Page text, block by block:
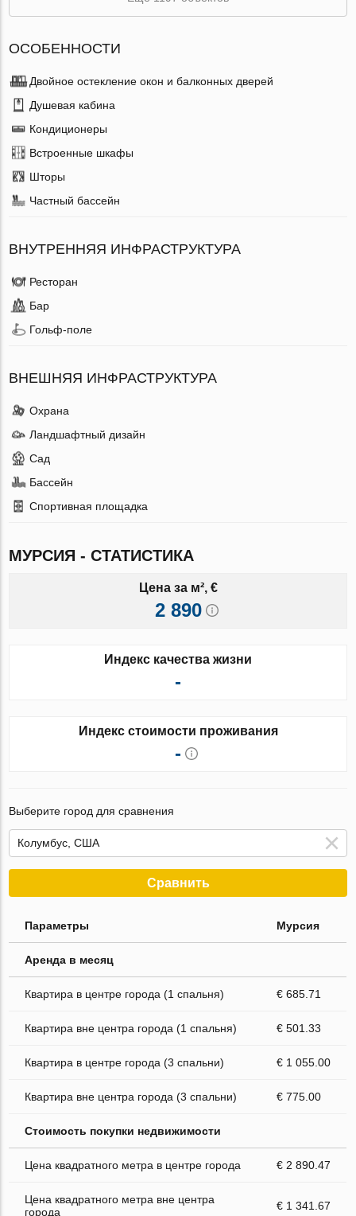
ОСОБЕННОСТИ
Двойное остекление окон и балконных дверей
Душевая кабина
Кондиционеры
Встроенные шкафы
Шторы
Частный бассейн
ВНУТРЕННЯЯ ИНФРАСТРУКТУРА
Ресторан
Бар
Гольф-поле
ВНЕШНЯЯ ИНФРАСТРУКТУРА
Охрана
Ландшафтный дизайн
Сад
Бассейн
Спортивная площадка
МУРСИЯ - СТАТИСТИКА
Цена за м², €
2 890
Индекс качества жизни
-
Индекс стоимости проживания
-
Выберите город для сравнения
Сравнить
Параметры Мурсия
Аренда в месяц
Квартира в центре города (1 спальня) € 685.71
Квартира вне центра города (1 спальня) € 501.33
Квартира в центре города (3 спальни) € 1 055.00
Квартира вне центра города (3 спальни) € 775.00
Стоимость покупки недвижимости
Цена квадратного метра в центре города € 2 890.47
Цена квадратного метра вне центра
города
€ 1 341.67